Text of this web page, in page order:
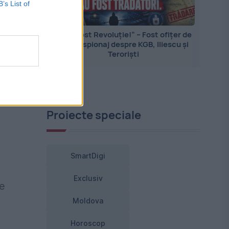
List of
„Nu a fost Revoluție!” – Fost ofițer de
contraspionaj despre KGB, Iliescu și
Teroriști
Proiecte speciale
SmartDigi
Exclusiv
Moldova
Horoscop